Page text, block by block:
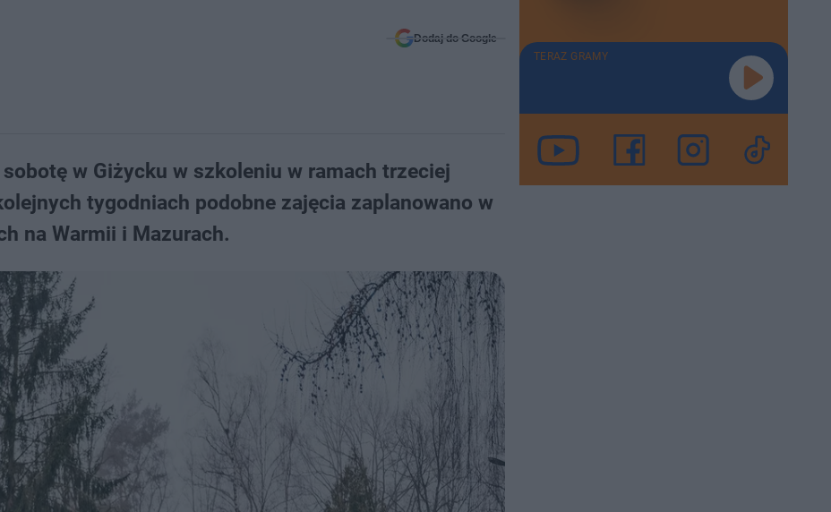
Dodaj do Google
w Giżycku w szkoleniu w ramach trzeciej
tygodniach podobne zajęcia zaplanowano w
na Warmii i Mazurach.
TERAZ GRAMY